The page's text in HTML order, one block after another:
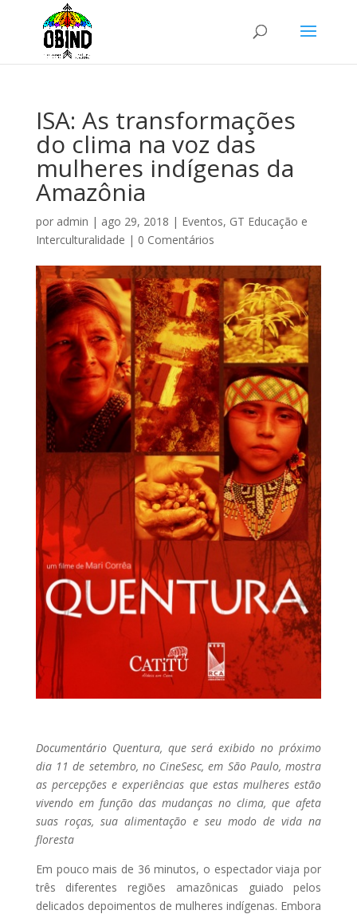
ISA: As transformações
do clima na voz das
mulheres indígenas da
Amazônia
por admin | ago 29, 2018 | Eventos, GT Educação e
Interculturalidade | 0 Comentários
Documentário Quentura, que será exibido no próximo
dia 11 de setembro, no CineSesc, em São Paulo, mostra
as percepções e experiências que estas mulheres estão
vivendo em função das mudanças no clima, que afeta
suas roças, sua alimentação e seu modo de vida na
floresta
Em pouco mais de 36 minutos, o espectador viaja por
três diferentes regiões amazônicas guiado pelos
delicados depoimentos de mulheres indígenas. Embora